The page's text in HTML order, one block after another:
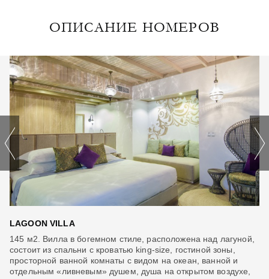
ОПИСАНИЕ НОМЕРОВ
LAGOON VILLA
145 м2. Вилла в богемном стиле, расположена над лагуной,
состоит из спальни с кроватью king-size, гостиной зоны,
просторной ванной комнаты с видом на океан, ванной и
отдельным «ливневым» душем, душа на открытом воздухе,